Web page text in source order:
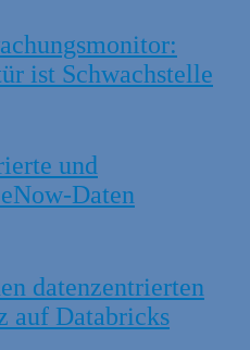
ist Schwachstelle
und
Daten
datenzentrierten
auf Databricks